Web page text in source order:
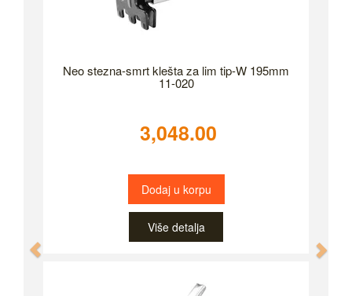
Neo stezna-smrt klešta za lim tip-W 195mm
11-020
3,048.00
Dodaj u korpu
Više detalja